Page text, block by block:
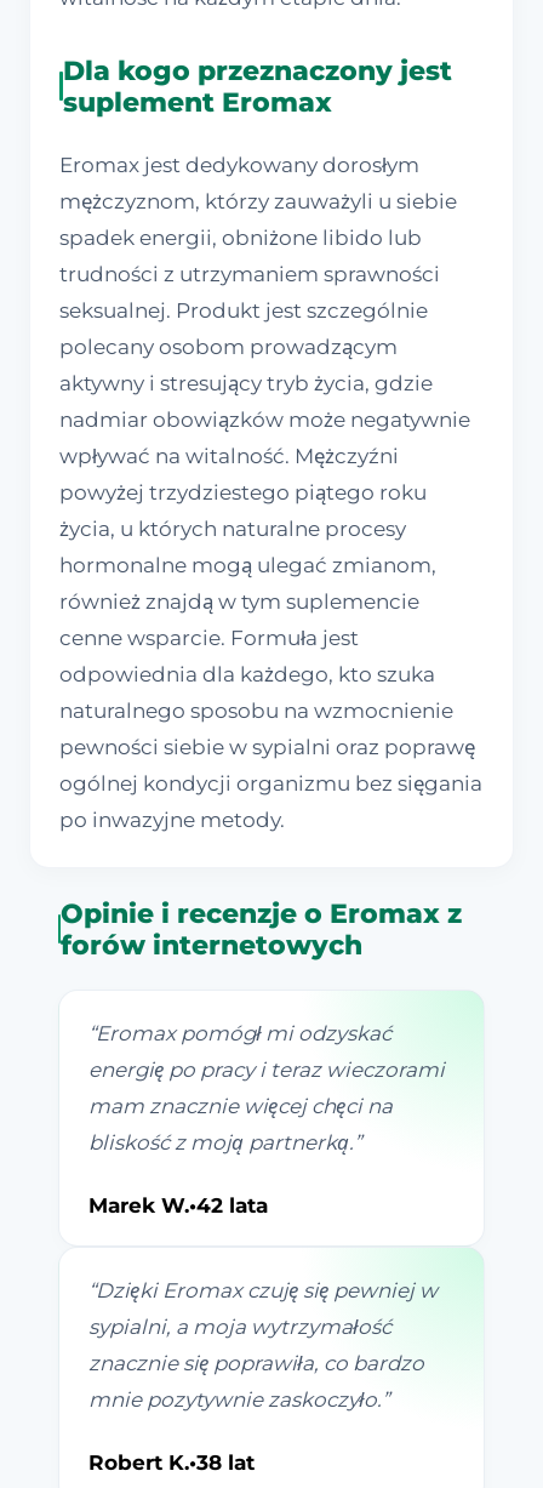
Dla kogo przeznaczony jest
suplement Eromax
Eromax jest dedykowany dorosłym
mężczyznom, którzy zauważyli u siebie
spadek energii, obniżone libido lub
trudności z utrzymaniem sprawności
seksualnej. Produkt jest szczególnie
polecany osobom prowadzącym
aktywny i stresujący tryb życia, gdzie
nadmiar obowiązków może negatywnie
wpływać na witalność. Mężczyźni
powyżej trzydziestego piątego roku
życia, u których naturalne procesy
hormonalne mogą ulegać zmianom,
również znajdą w tym suplemencie
cenne wsparcie. Formuła jest
odpowiednia dla każdego, kto szuka
naturalnego sposobu na wzmocnienie
pewności siebie w sypialni oraz poprawę
ogólnej kondycji organizmu bez sięgania
po inwazyjne metody.
Opinie i recenzje o Eromax z
forów internetowych
“Eromax pomógł mi odzyskać
energię po pracy i teraz wieczorami
mam znacznie więcej chęci na
bliskość z moją partnerką. ”
Marek W.•42 lata
“Dzięki Eromax czuję się pewniej w
sypialni, a moja wytrzymałość
znacznie się poprawiła, co bardzo
mnie pozytywnie zaskoczyło. ”
Robert K.•38 lat